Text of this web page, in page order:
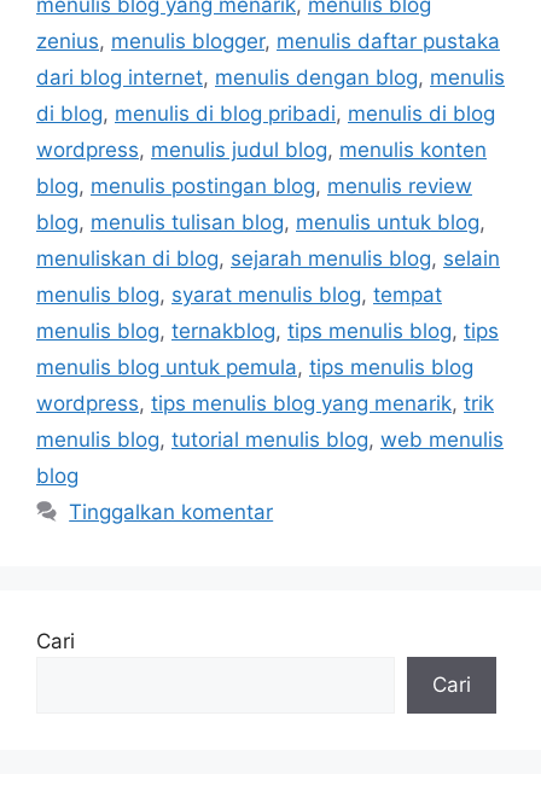
menulis blog yang menarik, menulis blog
zenius, menulis blogger, menulis daftar pustaka
dari blog internet, menulis dengan blog, menulis
di blog, menulis di blog pribadi, menulis di blog
wordpress, menulis judul blog, menulis konten
blog, menulis postingan blog, menulis review
blog, menulis tulisan blog, menulis untuk blog,
menuliskan di blog, sejarah menulis blog, selain
menulis blog, syarat menulis blog, tempat
menulis blog, ternakblog, tips menulis blog, tips
menulis blog untuk pemula, tips menulis blog
wordpress, tips menulis blog yang menarik, trik
menulis blog, tutorial menulis blog, web menulis
blog
Tinggalkan komentar
Cari
Cari